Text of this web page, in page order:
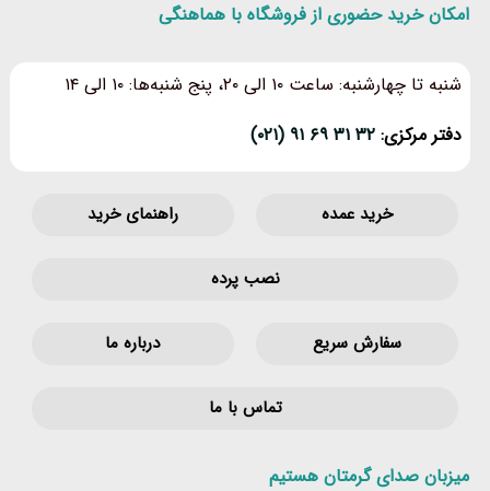
امکان خرید حضوری از فروشگاه با هماهنگی
شنبه تا چهارشنبه: ساعت ۱۰ الی ۲۰، پنج شنبه‌ها: ۱۰ الی ۱۴
دفتر مرکزی: ۳۲ ۳۱ ۶۹ ۹۱ (۰۲۱)
خرید عمده راهنمای خرید
نصب پرده
سفارش سریع درباره ما
تماس با ما
میزبان صدای گرمتان هستیم